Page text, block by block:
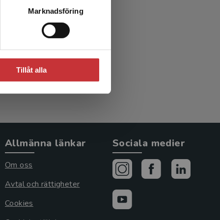
Marknadsföring
Tillåt alla
Allmänna länkar
Om oss
Avtal och rättigheter
Cookies
Sociala medier